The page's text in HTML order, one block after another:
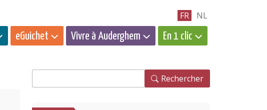
FR NL
eGuichet Vivre à Auderghem En 1 clic
Rechercher